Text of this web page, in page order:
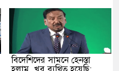
বিদেশিদের সামনে হেনস্তা